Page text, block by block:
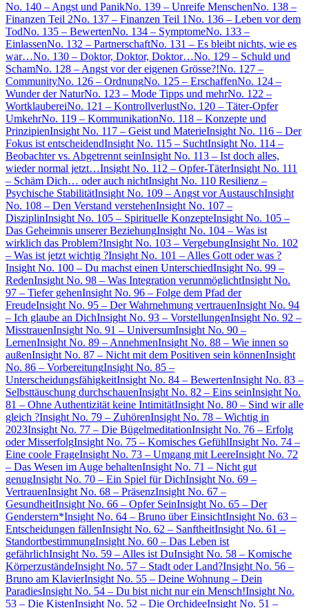
No. 140 – Angst und PanikNo. 139 – Unreife MenschenNo. 138 –
Finanzen Teil 2No. 137 – Finanzen Teil 1No. 136 – Leben vor dem
TodNo. 135 – BewertenNo. 134 – SymptomeNo. 133 –
EinlassenNo. 132 – PartnerschaftNo. 131 – Es bleibt nichts, wie es
war…No. 130 – Doktor, Doktor, Doktor…No. 129 – Schuld und
SchamNo. 128 – Angst vor der eigenen Grösse?!No. 127 –
CommunityNo. 126 – OrdnungNo. 125 – ErschaffenNo. 124 –
Wunder der NaturNo. 123 – Mode Tipps und mehrNo. 122 –
WortklaubereiNo. 121 – KontrollverlustNo. 120 – Täter-Opfer
UmkehrNo. 119 – KommunikationNo. 118 – Konzepte und
PrinzipienInsight No. 117 – Geist und MaterieInsight No. 116 – Der
Fokus ist entscheidendInsight No. 115 – SuchtInsight No. 114 –
Beobachter vs. Abgetrennt seinInsight No. 113 – Ist doch alles,
wieder normal jetzt…Insight No. 112 – Opfer-TäterInsight No. 111
– Schäm Dich… oder auch nichtInsight No. 110 Resilienz –
Psychische StabilitätInsight No. 109 – Angst vor AustauschInsight
No. 108 – Den Verstand verstehenInsight No. 107 –
DisziplinInsight No. 105 – Spirituelle KonzepteInsight No. 105 –
Das Geheimnis unserer BeziehungInsight No. 104 – Was ist
wirklich das Problem?Insight No. 103 – VergebungInsight No. 102
– Was ist jetzt wichtig ?Insight No. 101 – Alles Gott oder was ?
Insight No. 100 – Du machst einen UnterschiedInsight No. 99 –
RedenInsight No. 98 – Was Integration verunmöglichtInsight No.
97 – Tiefer gehenInsight No. 96 – Folge dem Pfad der
FreudeInsight No. 95 – Der Wahrnehmung vertrauenInsight No. 94
– Ich glaube an DichInsight No. 93 – VorstellungenInsight No. 92 –
MisstrauenInsight No. 91 – UniversumInsight No. 90 –
LernenInsight No. 89 – AnnehmenInsight No. 88 – Wie innen so
außenInsight No. 87 – Nicht mit dem Positiven sein könnenInsight
No. 86 – VorbereitungInsight No. 85 –
UnterscheidungsfähigkeitInsight No. 84 – BewertenInsight No. 83 –
Selbsttäuschung durchschauenInsight No. 82 – Eins seinInsight No.
81 – Ohne Authentizität keine IntimitätInsight No. 80 – Sind wir alle
gleich ?Insight No. 79 – ZuhörenInsight No. 78 – Wichtig in
2023Insight No. 77 – Die BügelmeditationInsight No. 76 – Erfolg
oder MisserfolgInsight No. 75 – Komisches GefühlInsight No. 74 –
Eine coole FrageInsight No. 73 – Umgang mit LeereInsight No. 72
– Das Wesen im Auge behaltenInsight No. 71 – Nicht gut
genugInsight No. 70 – Ein Spiel für DichInsight No. 69 –
VertrauenInsight No. 68 – PräsenzInsight No. 67 –
GesundheitInsight No. 66 – Opfer SeinInsight No. 65 – Der
Genderstern*Insight No. 64 – Bruno über EinsichtInsight No. 63 –
Entscheidungen fällenInsight No. 62 – SanftheitInsight No. 61 –
StandortbestimmungInsight No. 60 – Das Leben ist
gefährlichInsight No. 59 – Alles ist DuInsight No. 58 – Komische
KörperzuständeInsight No. 57 – Stadt oder Land?Insight No. 56 –
Bruno am KlavierInsight No. 55 – Deine Wohnung – Dein
ParadiesInsight No. 54 – Du bist nicht nur ein Mensch!Insight No.
53 – Die KistenInsight No. 52 – Die OrchideeInsight No. 51 –